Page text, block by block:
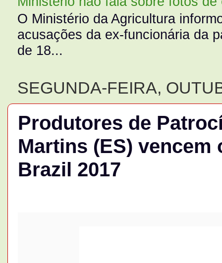
O Ministério da Agricultura
acusações da ex-funcionária da
de 18...
SEGUNDA-FEIRA,
Produtores de
Martins (ES) vencem
Brazil 2017